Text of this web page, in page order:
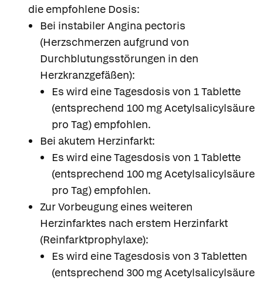
die empfohlene Dosis:
Bei instabiler Angina pectoris
(Herzschmerzen aufgrund von
Durchblutungsstörungen in den
Herzkranzgefäßen):
Es wird eine Tagesdosis von 1 Tablette
(entsprechend 100 mg Acetylsalicylsäure
pro Tag) empfohlen.
Bei akutem Herzinfarkt:
Es wird eine Tagesdosis von 1 Tablette
(entsprechend 100 mg Acetylsalicylsäure
pro Tag) empfohlen.
Zur Vorbeugung eines weiteren
Herzinfarktes nach erstem Herzinfarkt
(Reinfarktprophylaxe):
Es wird eine Tagesdosis von 3 Tabletten
(entsprechend 300 mg Acetylsalicylsäure